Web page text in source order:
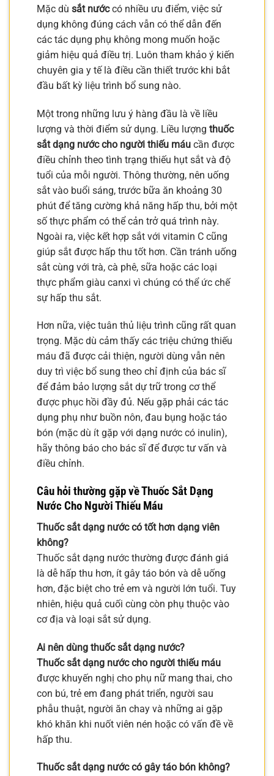
Mặc dù sắt nướccó nhiều ưu điểm, việc sử
dụng không đúng cách vẫn có thể dẫn đến
các tác dụng phụ không mong muốn hoặc
giảm hiệu quả điều trị. Luôn tham khảo ý kiến
chuyên gia y tế là điều cần thiết trước khi bắt
đầu bất kỳ liệu trình bổ sung nào.
Một trong những lưu ý hàng đầu là về liều
lượng và thời điểm sử dụng. Liều lượng thuốc
sắt dạng nước cho người thiếu máu cần được
điều chỉnh theo tình trạng thiếu hụt sắt và độ
tuổi của mỗi người. Thông thường, nên uống
sắt vào buổi sáng, trước bữa ăn khoảng 30
phút để tăng cường khả năng hấp thu, bởi một
số thực phẩm có thể cản trở quá trình này.
Ngoài ra, việc kết hợp sắt với vitamin C cũng
giúp sắt được hấp thu tốt hơn. Cần tránh uống
sắt cùng với trà, cà phê, sữa hoặc các loại
thực phẩm giàu canxi vì chúng có thể ức chế
sự hấp thu sắt.
Hơn nữa, việc tuân thủ liệu trình cũng rất quan
trọng. Mặc dù cảm thấy các triệu chứng thiếu
máu đã được cải thiện, người dùng vẫn nên
duy trì việc bổ sung theo chỉ định của bác sĩ
để đảm bảo lượng sắt dự trữ trong cơ thể
được phục hồi đầy đủ. Nếu gặp phải các tác
dụng phụ như buồn nôn, đau bụng hoặc táo
bón (mặc dù ít gặp với dạng nước có inulin),
hãy thông báo cho bác sĩ để được tư vấn và
điều chỉnh.
Câu hỏi thường gặp về Thuốc Sắt Dạng
Nước Cho Người Thiếu Máu
Thuốc sắt dạng nước có tốt hơn dạng viên
không?
Thuốc sắt dạng nước thường được đánh giá
là dễ hấp thu hơn, ít gây táo bón và dễ uống
hơn, đặc biệt cho trẻ em và người lớn tuổi. Tuy
nhiên, hiệu quả cuối cùng còn phụ thuộc vào
cơ địa và loại sắt sử dụng.
Ai nên dùng thuốc sắt dạng nước?
Thuốc sắt dạng nước cho người thiếu máu
được khuyến nghị cho phụ nữ mang thai, cho
con bú, trẻ em đang phát triển, người sau
phẫu thuật, người ăn chay và những ai gặp
khó khăn khi nuốt viên nén hoặc có vấn đề về
hấp thu.
Thuốc sắt dạng nước có gây táo bón không?